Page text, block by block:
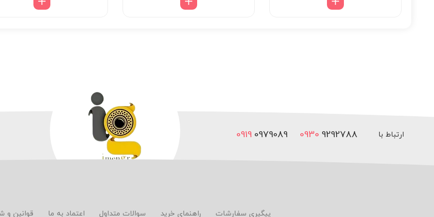
ارتباط با 0919 0979089 0930 9292788
پیگیری سفارشات راهنمای خرید سوالات متداول اعتماد به ما قوانین و